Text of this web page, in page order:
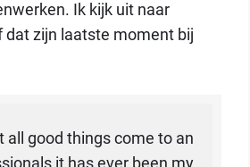
Ik kijk uit naar
dat zijn laatste moment bij
all good things come to an
it has ever been my